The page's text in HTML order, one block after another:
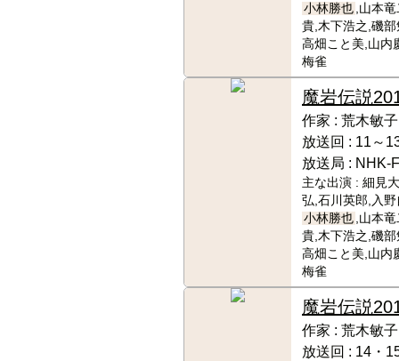
小林勝也 ,山本
貴,木下浩之,磯
高畑こと美,山内
梅雀
魔岩伝説
作家 : 荒木敏子
放送回 : 11～
放送局 : NHK-
主な出演 : 細見
弘,石川英郎,入
小林勝也 ,山本
貴,木下浩之,磯
高畑こと美,山内
梅雀
魔岩伝説
作家 : 荒木敏子
放送回 : 14・